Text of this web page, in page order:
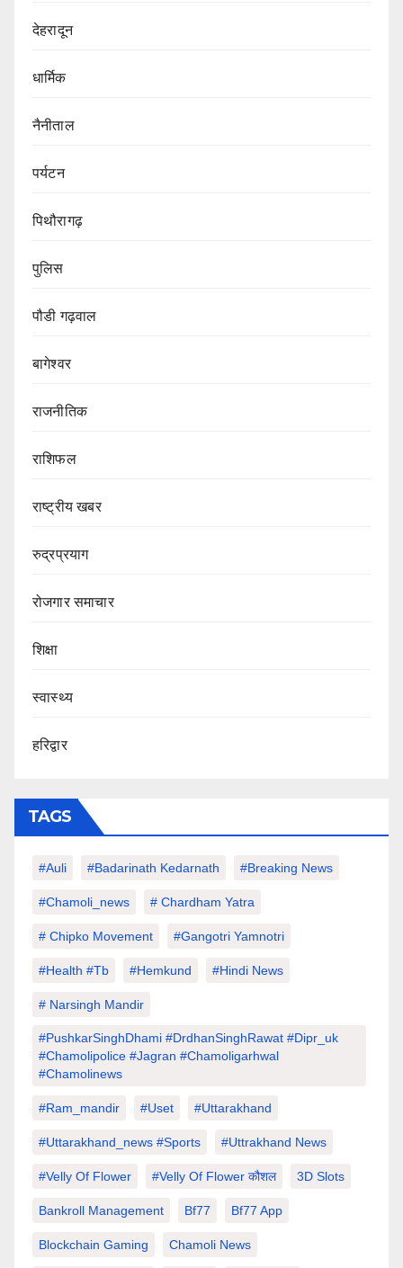
देहरादून
धार्मिक
नैनीताल
पर्यटन
पिथौरागढ़
पुलिस
पौडी गढ़वाल
बागेश्वर
राजनीतिक
राशिफल
राष्ट्रीय खबर
रुद्रप्रयाग
रोजगार समाचार
शिक्षा
स्वास्थ्य
हरिद्वार
TAGS
#auli #Badarinath Kedarnath #Breaking News
#chamoli_news # Chardham Yatra
# Chipko Movement #Gangotri Yamnotri
#Health #tb #hemkund #hindi News
# Narsingh Mandir
#PushkarSinghDhami #drdhanSinghRawat #dipr_uk
#chamolipolice #Jagran #chamoligarhwal
#chamolinews
#Ram_mandir #uset #uttarakhand
#Uttarakhand_news #sports #Uttrakhand News
#velly Of Flower #velly Of Flower कौशल 3D Slots
Bankroll Management Bf77 Bf77 App
Blockchain Gaming Chamoli News